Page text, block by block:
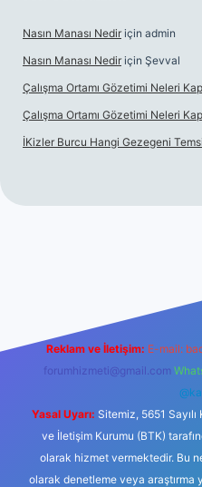
Nasın Manası Nedir için admin
Nasın Manası Nedir için Şevval
Çalışma Ortamı Gözetimi Neleri
Çalışma Ortamı Gözetimi Neleri
İKizler Burcu Hangi Gezegeni
Reklam ve İletişim: E-mail:
forumhizmeti@gmail.com
Yasal Uyarı: Sitemiz, 5651
ve İletişim Kurumu (BTK)
olarak hizmet vermektedir. Bu
olarak denetleme veya araştırma